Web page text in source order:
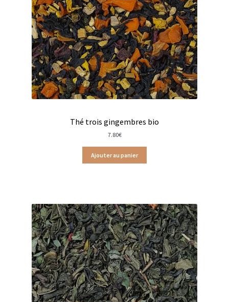
Thés fruits exotiques en vracs
Thés gourmands en sachets
Thés gourmands en vrac
Thés menthe & végétal en sachets
Thés natures en sachets
Thés natures en vracs
Thés noirs boîtes en métal
Thés noirs Christine Dattner
Thés verts Christine Dattner
Thés noirs Dammann Frère en sachets
Thés verts Dammann Frère en sachets
Thé trois gingembres bio
7.80€
Ajouter au panier